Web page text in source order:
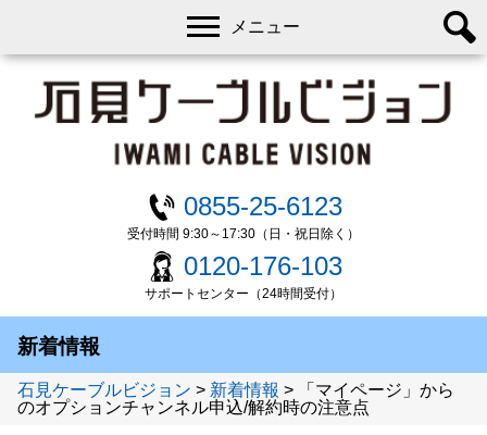
0855-25-6123
受付時間 9:30～17:30（日・祝日除く）
0120-176-103
サポートセンター（24時間受付）
メニュー
新着情報
石見ケーブルビジョン > 新着情報 >
「マイページ」から
のオプションチャンネル申込/解約時の注意点